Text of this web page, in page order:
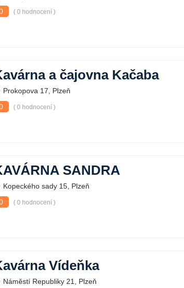
( 0 hodnocení )
a čajovna Kačaba
Prokopova 17, Plzeň
( 0 hodnocení )
SANDRA
Kopeckého sady 15, Plzeň
( 0 hodnocení )
Vídeňka
Náměstí Republiky 21, Plzeň